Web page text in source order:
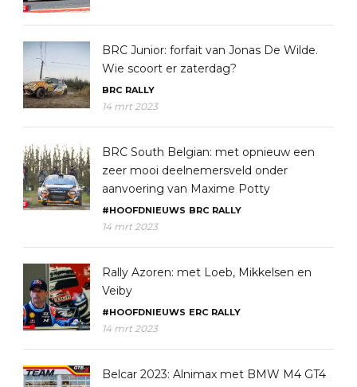
BRC Junior: forfait van Jonas De Wilde.
Wie scoort er zaterdag?
BRC RALLY
14 mrt 2023
BRC South Belgian: met opnieuw een
zeer mooi deelnemersveld onder
aanvoering van Maxime Potty
#HOOFDNIEUWS BRC RALLY
14 mrt 2023
Rally Azoren: met Loeb, Mikkelsen en
Veiby
#HOOFDNIEUWS ERC RALLY
14 mrt 2023
Belcar 2023: Alnimax met BMW M4 GT4